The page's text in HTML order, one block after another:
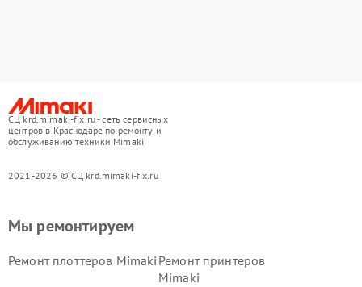
СЦ krd.mimaki-fix.ru - сеть сервисных
центров в Краснодаре по ремонту и
обслуживанию техники Mimaki
2021-2026 © СЦ krd.mimaki-fix.ru
Мы ремонтируем
Ремонт плоттеров Mimaki Ремонт принтеров
Mimaki